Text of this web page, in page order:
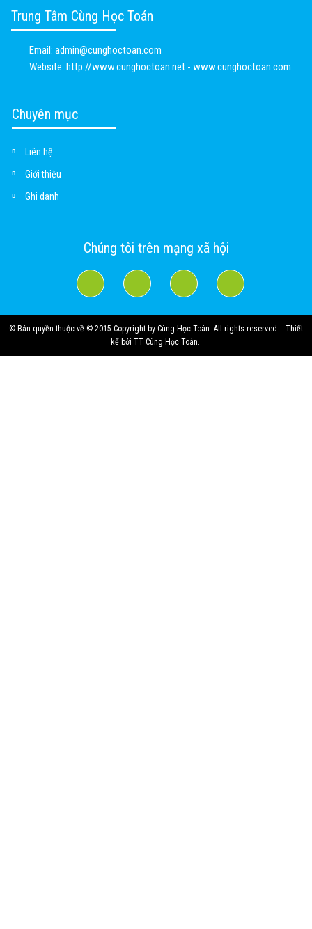
Trung Tâm Cùng Học Toán
Email: admin@cunghoctoan.com
Website: http://www.cunghoctoan.net - www.cunghoctoan.com
Chuyên mục
Liên hệ
Giới thiệu
Ghi danh
Chúng tôi trên mạng xã hội
© Bản quyền thuộc về © 2015 Copyright by Cùng Học Toán. All rights reserved.. Thiết
kế bởi TT Cùng Học Toán.